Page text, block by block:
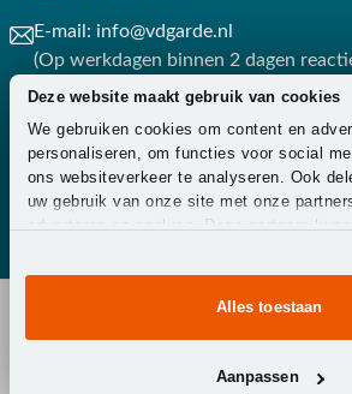
Deze website maakt gebruik van cookies
We gebruiken cookies om content en
personaliseren, om functies voor social
ons websiteverkeer te analyseren. Ook
uw gebruik van onze site met onze
adverteren en analyse. Deze partners
combineren met andere informatie die u
of die ze hebben verzameld op basis van
Alles toestaan
Aanpassen
E-mail: info@vdgarde.nl
(Op werkdagen binnen 2 dagen
Whatsapp: 0488441220
(Op werkdagen binnen 3 uur reactie)
Copyright © 2026 - Van der Garde